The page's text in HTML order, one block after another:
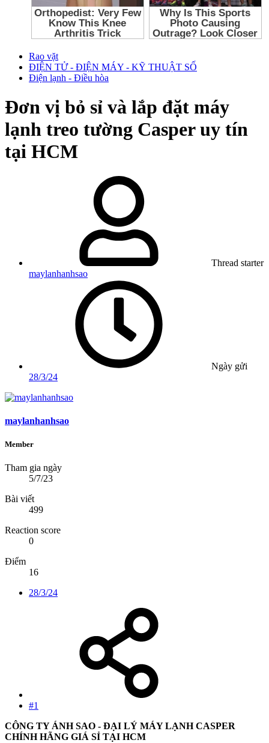
Rao vặt
ĐIỆN TỬ - ĐIỆN MÁY - KỸ THUẬT SỐ
Điện lạnh - Điều hòa
Đơn vị bỏ sỉ và lắp đặt máy
lạnh treo tường Casper uy tín
tại HCM
Thread starter
maylanhanhsao
Ngày gửi
28/3/24
maylanhanhsao
Member
Tham gia ngày
5/7/23
Bài viết
499
Reaction score
0
Điểm
16
28/3/24
#1
CÔNG TY ÁNH SAO - ĐẠI LÝ MÁY LẠNH CASPER
CHÍNH HÃNG GIÁ SỈ TẠI HCM